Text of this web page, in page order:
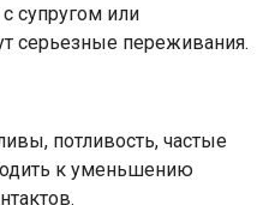
супругом или
серьезные переживания.
потливость, частые
к уменьшению